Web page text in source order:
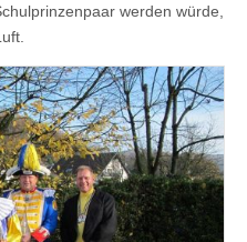
werden würde,